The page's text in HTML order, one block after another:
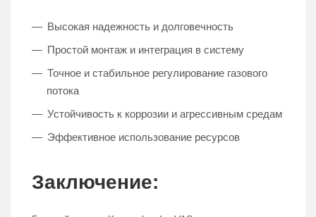
Высокая надежность и долговечность
Простой монтаж и интеграция в систему
Точное и стабильное регулирование газового
потока
Устойчивость к коррозии и агрессивным средам
Эффективное использование ресурсов
Заключение: